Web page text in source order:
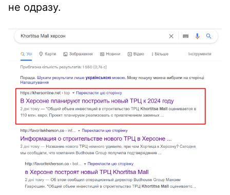
не одразу.